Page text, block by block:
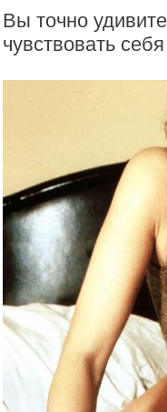
Вы точно
чувствовать